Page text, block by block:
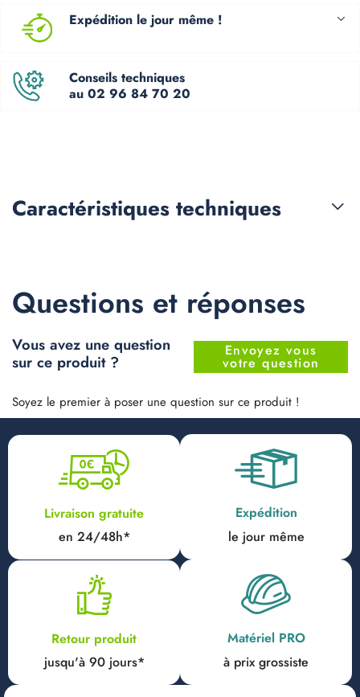
Expédition le jour même !
Conseils techniques
au 02 96 84 70 20
Caractéristiques techniques
Questions et réponses
Vous avez une question
sur ce produit ?
Envoyez vous
votre question
Soyez le premier à poser une question sur ce produit !
Livraison gratuite
en 24/48h*
Expédition
le jour même
Retour produit
jusqu'à 90 jours*
Matériel PRO
à prix grossiste